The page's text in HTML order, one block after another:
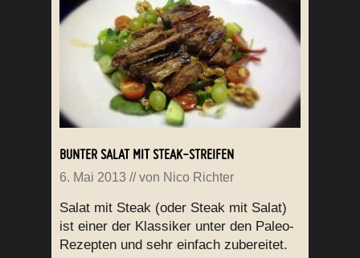
BUNTER SALAT MIT STEAK-STREIFEN
6. Mai 2013 // von Nico Richter
Salat mit Steak (oder Steak mit Salat)
ist einer der Klassiker unter den Paleo-
Rezepten und sehr einfach zubereitet.